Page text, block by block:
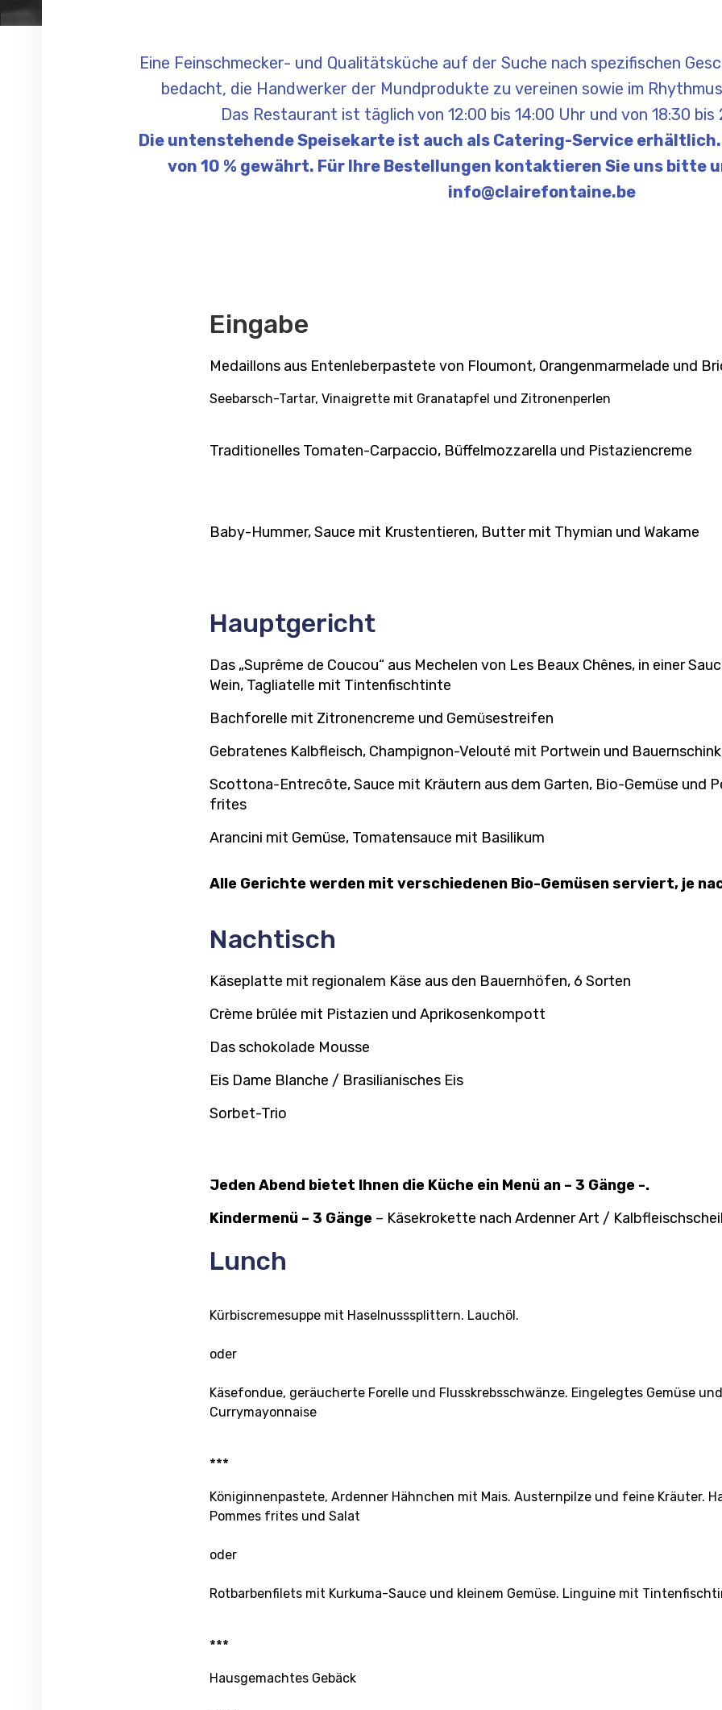
Eine Feinschmecker- und Qualitätsküche auf der Suche nach spezifischen
bedacht, die Handwerker der Mundprodukte zu vereinen sowie im
Das Restaurant ist täglich von 12:00 bis 14:00 Uhr und von 18:30
Die untenstehende Speisekarte ist auch als Catering-Service
von 10 % gewährt. Für Ihre Bestellungen kontaktieren Sie uns bitte
info@clairefontaine.be
Eingabe
Medaillons aus Entenleberpastete von Floumont, Orangenmarmelade und
Seebarsch-Tartar, Vinaigrette mit Granatapfel und Zitronenperlen
Traditionelles Tomaten-Carpaccio, Büffelmozzarella und Pistaziencreme
Baby-Hummer, Sauce mit Krustentieren, Butter mit Thymian und Wakame
Hauptgericht
Das „Suprême de Coucou“ aus Mechelen von Les Beaux Chênes, in einer
Wein, Tagliatelle mit Tintenfischtinte
Bachforelle mit Zitronencreme und Gemüsestreifen
Gebratenes Kalbfleisch, Champignon-Velouté mit Portwein und
Scottona-Entrecôte, Sauce mit Kräutern aus dem Garten, Bio-Gemüse und
frites
Arancini mit Gemüse, Tomatensauce mit Basilikum
Alle Gerichte werden mit verschiedenen Bio-Gemüsen serviert, je
Nachtisch
Käseplatte mit regionalem Käse aus den Bauernhöfen, 6 Sorten
Crème brûlée mit Pistazien und Aprikosenkompott
Das schokolade Mousse
Eis Dame Blanche / Brasilianisches Eis
Sorbet-Trio
Jeden Abend bietet Ihnen die Küche ein Menü an – 3 Gänge -.
Kindermenü – 3 Gänge – Käsekrokette nach Ardenner Art /
Lunch
Kürbiscremesuppe mit Haselnusssplittern. Lauchöl.
oder
Käsefondue, geräucherte Forelle und Flusskrebsschwänze. Eingelegtes Gemüse und
Currymayonnaise
***
Königinnenpastete, Ardenner Hähnchen mit Mais. Austernpilze und feine Kräuter.
Pommes frites und Salat
oder
Rotbarbenfilets mit Kurkuma-Sauce und kleinem Gemüse. Linguine mit
***
Hausgemachtes Gebäck